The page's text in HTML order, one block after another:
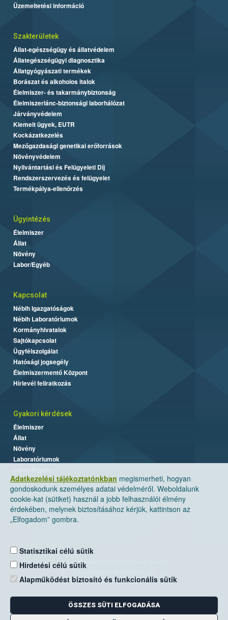
Adatkezelési tájékoztatónkban megismerheti, hogyan
gondoskodunk személyes adatai védelméről. Weboldalunk
cookie-kat (sütiket) használ a jobb felhasználói élmény
érdekében, melynek biztosításához kérjük, kattintson az
„Elfogadom” gombra.
Statisztikai célú sütik
Hirdetési célú sütik
Alapműködést biztosító és funkcionális sütik
ÖSSZES SÜTI ELFOGADÁSA
Üzemeltetési információ
Szakterületek
Állat-egészségügy és állatvédelem
Állategészségügyi diagnosztika
Állatgyógyászati termékek
Borászat és alkoholos italok
Élelmiszer- és takarmánybiztonság
Élelmiszerlánc-biztonsági laborhálózat
Járványvédelem
Kiemelt ügyek, EUTR
Kockázatkezelés
Mezőgazdasági genetikai erőforrások
Növényvédelem
Nyilvántartási és Felügyeleti Díj
Rendszerszervezés és felügyelet
Termékpálya-ellenőrzés
Ügyintézés
Élelmiszer
Állat
Növény
Labor/Egyéb
Kapcsolat
Nébih Igazgatóságok
Nébih Laboratóriumok
Kormányhivatalok
Sajtókapcsolat
Ügyfélszolgálat
Hatósági jogsegély
Élelmiszermentő Központ
Hírlevél feliratkozás
Gyakori kérdések
Élelmiszer
Állat
Növény
Laboratóriumok
Nemzeti Élelmiszerlánc-biztonsági Hivatal
Levelezési cím: 1525 Budapest. Pf. 30.
E-mail:ugyfelszolgalat@nebih.gov.hu